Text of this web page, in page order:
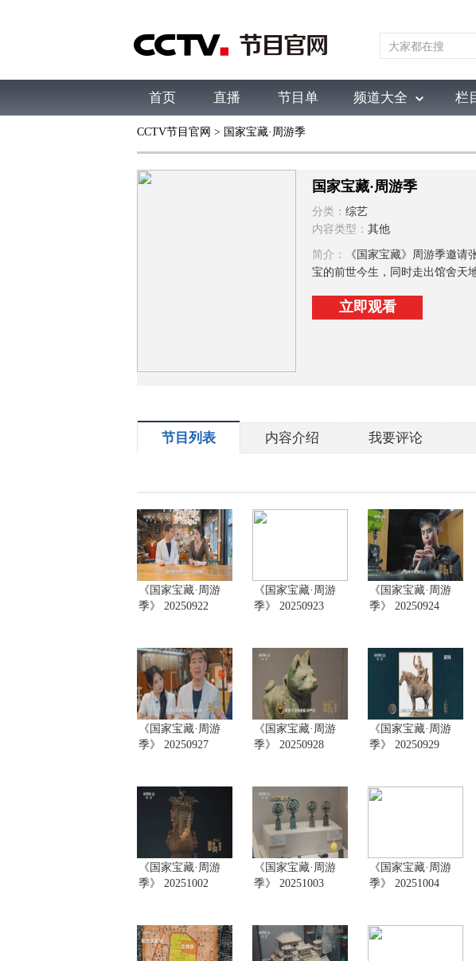
首页 直播 节目单 频道大全 栏
综合 新闻 财经 综艺 中文国际
CCTV节目官网 > 国家宝藏·周游季
国家宝藏·周游季
分类： 综艺
内容类型： 其他
简介：
《国家宝藏》周游季邀
宝的前世今生，同时走出馆舍天
立即观看
节目列表 内容介绍 我要评论
《国家宝藏·周游
季》 20250922
《国家宝藏·周游
季》 20250923
《国家宝藏·周游
季》 20250924
《国家宝藏·周游
季》 20250927
《国家宝藏·周游
季》 20250928
《国家宝藏·周游
季》 20250929
《国家宝藏·周游
季》 20251002
《国家宝藏·周游
季》 20251003
《国家宝藏·周游
季》 20251004